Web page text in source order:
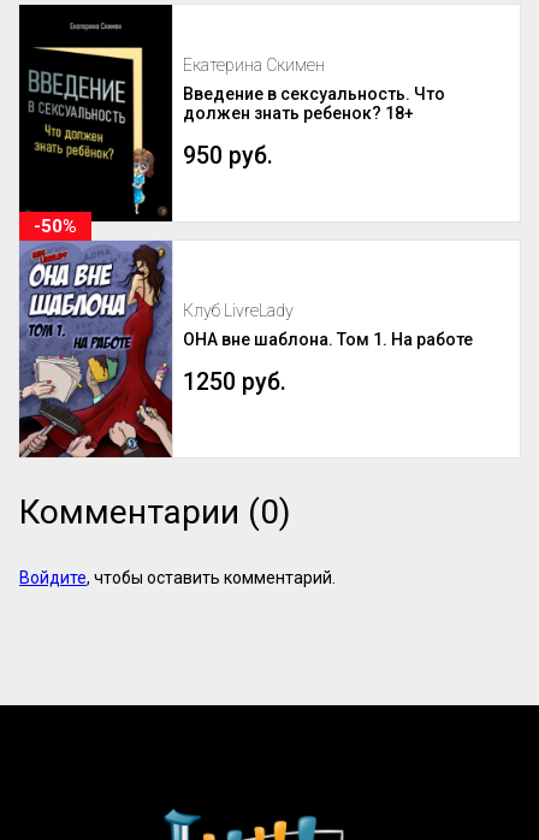
Екатерина Скимен
Введение в сексуальность. Что
должен знать ребенок? 18+
950 руб.
Клуб LivreLady
ОНА вне шаблона. Том 1. На работе
1250 руб.
-50%
Комментарии (0)
Войдите, чтобы оставить комментарий.